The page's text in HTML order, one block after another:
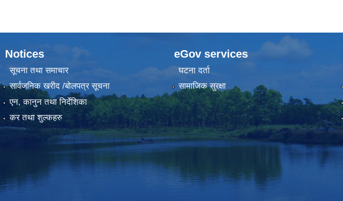
Notices
सूचना तथा समाचार
सार्वजनिक खरीद /बोलपत्र सूचना
एन, कानुन तथा निर्देशिका
कर तथा शुल्कहरु
eGov services
घटना दर्ता
सामाजिक सुरक्षा